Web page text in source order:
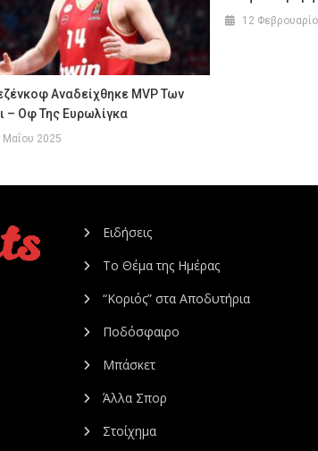
Αναδείχθηκε MVP Των
– Οφ Της Ευρωλίγκα
Μαΐου 2025
12
Ειδήσεις
Το Θέμα της Ημέρας
“Κοριός” στα Αποδυτήρια
Ποδόσφαιρο
Μπάσκετ
Άλλα Σπορ
Στοίχημα